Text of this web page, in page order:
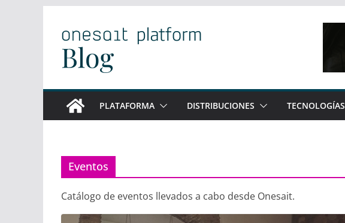
contenido
PLATAFORMA DISTRIBUCIONES TECNOLOGÍAS
Eventos
Catálogo de eventos llevados a cabo desde Onesait.